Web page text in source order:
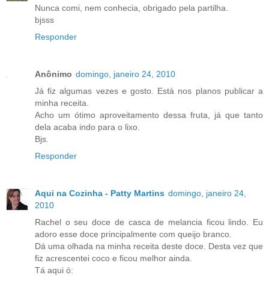
Nunca comi, nem conhecia, obrigado pela partilha.
bjsss
Responder
Anônimo domingo, janeiro 24, 2010
Já fiz algumas vezes e gosto. Está nos planos publicar a
minha receita.
Acho um ótimo aproveitamento dessa fruta, já que tanto
dela acaba indo para o lixo.
Bjs.
Responder
Aqui na Cozinha - Patty Martins domingo, janeiro 24,
2010
Rachel o seu doce de casca de melancia ficou lindo. Eu
adoro esse doce principalmente com queijo branco.
Dá uma olhada na minha receita deste doce. Desta vez que
fiz acrescentei coco e ficou melhor ainda.
Tá aqui ó: